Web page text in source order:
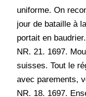
uniforme. On
jour de bataille à
portait en baudrier.
NR. 21. 1697.
suisses. Tout le
avec parements,
NR. 18. 1697.